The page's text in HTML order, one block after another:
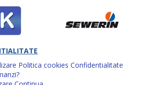
Politica cookies Confidentialitate